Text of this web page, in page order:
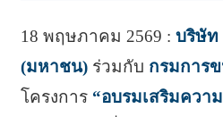
18 พฤษภาคม 2569 : บริษัท
(มหาชน) ร่วมกับ กรมการ
โครงการ “อบรมเสริมควา